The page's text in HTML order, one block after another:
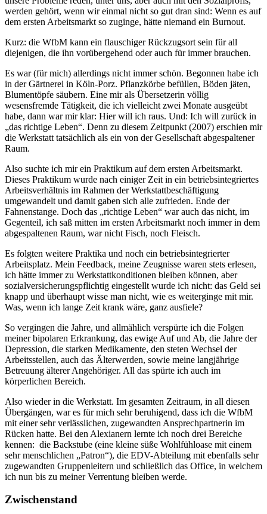
werden gehört, wenn wir einmal nicht so gut dran sind: Wenn es auf
dem ersten Arbeitsmarkt so zuginge, hätte niemand ein Burnout.
Kurz: die WfbM kann ein flauschiger Rückzugsort sein für all
diejenigen, die ihn vorübergehend oder auch für immer brauchen.
Es war (für mich) allerdings nicht immer schön. Begonnen habe ich
in der Gärtnerei in Köln-Porz. Pflanzkörbe befüllen, Böden jäten,
Blumentöpfe säubern. Eine mir als Übersetzerin völlig
wesensfremde Tätigkeit, die ich vielleicht zwei Monate ausgeübt
habe, dann war mir klar: Hier will ich raus. Und: Ich will zurück in
„das richtige Leben“. Denn zu diesem Zeitpunkt (2007) erschien mir
die Werkstatt tatsächlich als ein von der Gesellschaft abgespaltener
Raum.
Also suchte ich mir ein Praktikum auf dem ersten Arbeitsmarkt.
Dieses Praktikum wurde nach einiger Zeit in ein betriebsintegriertes
Arbeitsverhältnis im Rahmen der Werkstattbeschäftigung
umgewandelt und damit gaben sich alle zufrieden. Ende der
Fahnenstange. Doch das „richtige Leben“ war auch das nicht, im
Gegenteil, ich saß mitten im ersten Arbeitsmarkt noch immer in dem
abgespaltenen Raum, war nicht Fisch, noch Fleisch.
Es folgten weitere Praktika und noch ein betriebsintegrierter
Arbeitsplatz. Mein Feedback, meine Zeugnisse waren stets erlesen,
ich hätte immer zu Werkstattkonditionen bleiben können, aber
sozialversicherungspflichtig eingestellt wurde ich nicht: das Geld sei
knapp und überhaupt wisse man nicht, wie es weiterginge mit mir.
Was, wenn ich lange Zeit krank wäre, ganz ausfiele?
So vergingen die Jahre, und allmählich verspürte ich die Folgen
meiner bipolaren Erkrankung, das ewige Auf und Ab, die Jahre der
Depression, die starken Medikamente, den steten Wechsel der
Arbeitsstellen, auch das Älterwerden, sowie meine langjährige
Betreuung älterer Angehöriger. All das spürte ich auch im
körperlichen Bereich.
Also wieder in die Werkstatt. Im gesamten Zeitraum, in all diesen
Übergängen, war es für mich sehr beruhigend, dass ich die WfbM
mit einer sehr verlässlichen, zugewandten Ansprechpartnerin im
Rücken hatte. Bei den Alexianern lernte ich noch drei Bereiche
kennen: die Backstube (eine kleine süße Wohlfühloase mit einem
sehr menschlichen „Patron“), die EDV-Abteilung mit ebenfalls sehr
zugewandten Gruppenleitern und schließlich das Office, in welchem
ich nun bis zu meiner Verrentung bleiben werde.
Zwischenstand